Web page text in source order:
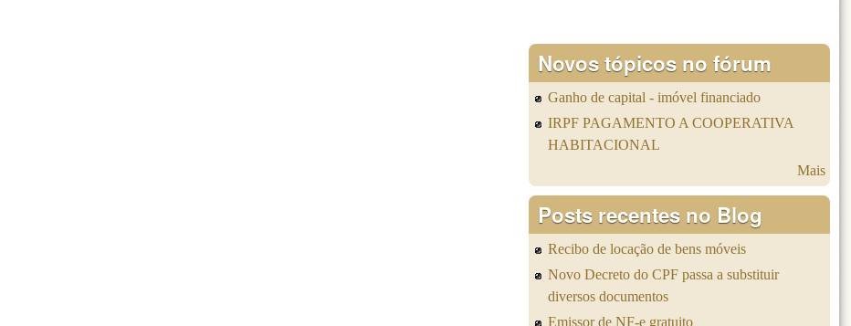
Novos tópicos no fórum
Ganho de capital - imóvel financiado
IRPF PAGAMENTO A COOPERATIVA
HABITACIONAL
Mais
Posts recentes no Blog
Recibo de locação de bens móveis
Novo Decreto do CPF passa a substituir
diversos documentos
Emissor de NF-e gratuito